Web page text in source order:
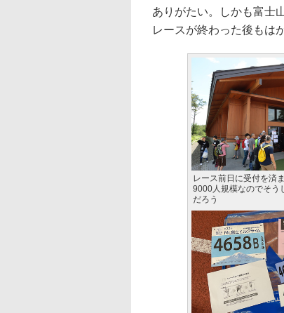
ありがたい。しかも富士
レースが終わった後もは
レース前日に受付を済
9000人規模なのでそう
だろう